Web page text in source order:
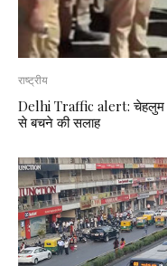
राष्ट्रीय
Delhi Traffic alert: चेहलुम
से बचने की सलाह